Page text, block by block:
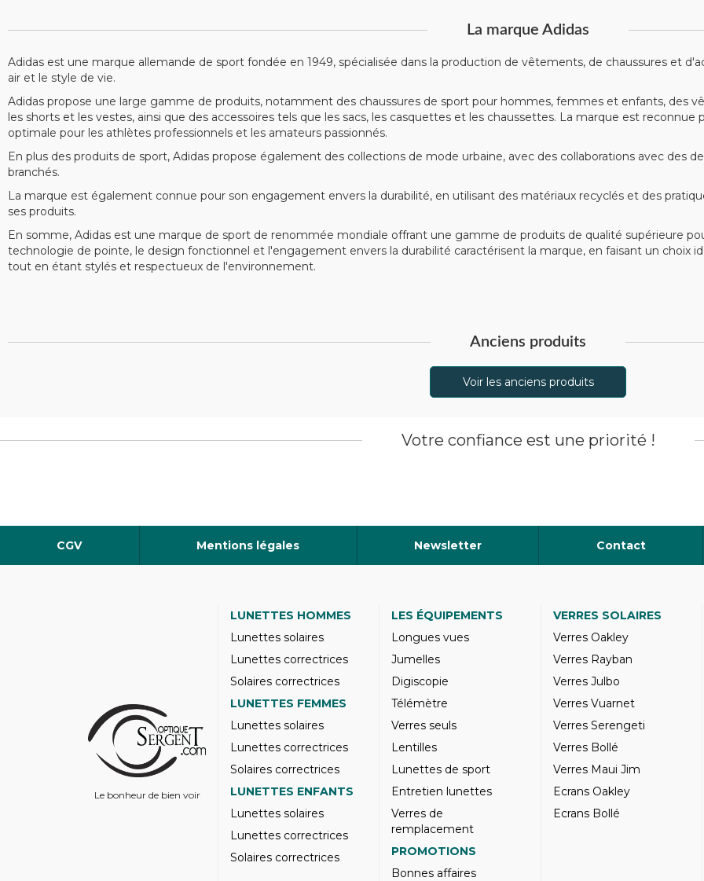
La marque Adidas
Adidas est une marque allemande de sport fondée en 1949, spécialisée dans la production de vêtements, de chaussures et
air et le style de vie.
Adidas propose une large gamme de produits, notamment des chaussures de sport pour hommes, femmes et enfants, des
les shorts et les vestes, ainsi que des accessoires tels que les sacs, les casquettes et les chaussettes. La marque est
optimale pour les athlètes professionnels et les amateurs passionnés.
En plus des produits de sport, Adidas propose également des collections de mode urbaine, avec des collaborations avec des
branchés.
La marque est également connue pour son engagement envers la durabilité, en utilisant des matériaux recyclés et des
ses produits.
En somme, Adidas est une marque de sport de renommée mondiale offrant une gamme de produits de qualité supérieure
technologie de pointe, le design fonctionnel et l'engagement envers la durabilité caractérisent la marque, en faisant un choix
tout en étant stylés et respectueux de l'environnement.
Anciens produits
Voir les anciens produits
Votre confiance est une priorité !
CGV Mentions légales Newsletter Contact
Le bonheur de bien voir
LUNETTES HOMMES
Lunettes solaires
Lunettes correctrices
Solaires correctrices
LUNETTES FEMMES
Lunettes solaires
Lunettes correctrices
Solaires correctrices
LUNETTES ENFANTS
Lunettes solaires
Lunettes correctrices
Solaires correctrices
LES ÉQUIPEMENTS
Longues vues
Jumelles
Digiscopie
Télémètre
Verres seuls
Lentilles
Lunettes de sport
Entretien lunettes
Verres de
remplacement
PROMOTIONS
Bonnes affaires
VERRES SOLAIRES
Verres Oakley
Verres Rayban
Verres Julbo
Verres Vuarnet
Verres Serengeti
Verres Bollé
Verres Maui Jim
Ecrans Oakley
Ecrans Bollé